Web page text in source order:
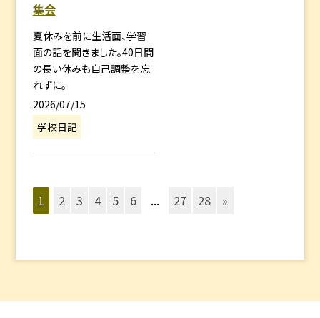
集会
夏休みを前に生活面、学習
面の話を聞きました。40日間
の長い休みも自己調整を忘
れずに。
2026/07/15
学校日記
1 2 3 4 5 6 ... 27 28 »